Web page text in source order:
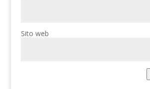
Sito web